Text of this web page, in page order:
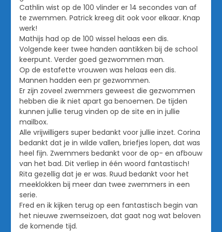
Cathlin wist op de 100 vlinder er 14 secondes van af
te zwemmen. Patrick kreeg dit ook voor elkaar. Knap
werk!
Mathijs had op de 100 wissel helaas een dis.
Volgende keer twee handen aantikken bij de school
keerpunt. Verder goed gezwommen man.
Op de estafette vrouwen was helaas een dis.
Mannen hadden een pr gezwommen.
Er zijn zoveel zwemmers geweest die gezwommen
hebben die ik niet apart ga benoemen. De tijden
kunnen jullie terug vinden op de site en in jullie
mailbox.
Alle vrijwilligers super bedankt voor jullie inzet. Corina
bedankt dat je in wilde vallen, briefjes lopen, dat was
heel fijn. Zwemmers bedankt voor de op- en afbouw
van het bad. Dit verliep in één woord fantastisch!
Rita gezellig dat je er was. Ruud bedankt voor het
meeklokken bij meer dan twee zwemmers in een
serie.
Fred en ik kijken terug op een fantastisch begin van
het nieuwe zwemseizoen, dat gaat nog wat beloven
de komende tijd.